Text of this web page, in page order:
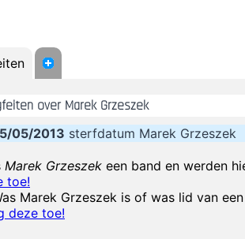
Imagine if you could go watch Mozart
I think pop music has
The Memory Of Things Gone Is Important To
I guess I am a feminist of sorts. I
Ask Yourself: Have You
over Marek Grzeszek
05/2013 sterfdatum Marek Grzeszek
Marek Grzeszek een band en werden
toe!
Marek Grzeszek is of was lid van
deze toe!